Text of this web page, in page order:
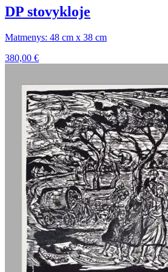
DP stovykloje
Matmenys: 48 cm x 38 cm
380,00 €